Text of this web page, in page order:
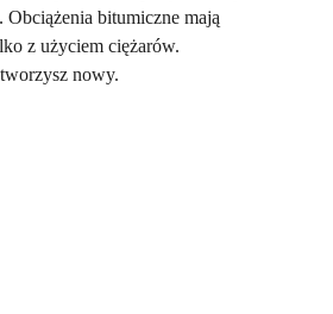
Obciążenia bitumiczne mają
z użyciem ciężarów.
nowy.